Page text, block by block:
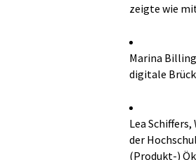
zeigte wie
Marina
digitale
Lea
der
(Produkt-)